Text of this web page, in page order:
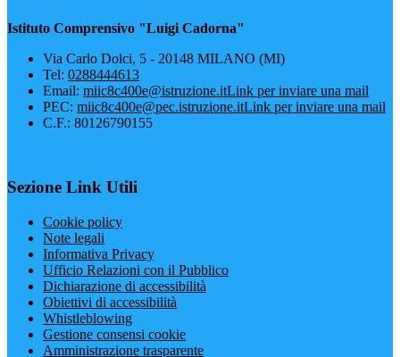
Istituto Comprensivo "Luigi Cadorna"
Via Carlo Dolci, 5 - 20148 MILANO (MI)
Tel: 0288444613
Email: miic8c400e@istruzione.itLink per inviare una mail
PEC: miic8c400e@pec.istruzione.itLink per inviare una mail
C.F.: 80126790155
Sezione Link Utili
Cookie policy
Note legali
Informativa Privacy
Ufficio Relazioni con il Pubblico
Dichiarazione di accessibilità
Obiettivi di accessibilità
Whistleblowing
Gestione consensi cookie
Amministrazione trasparente